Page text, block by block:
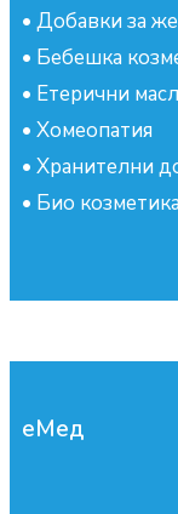
• Добавки за
• Бебешка
• Етерични
• Хомеопатия
• Хранителни
• Био козметика
еМед